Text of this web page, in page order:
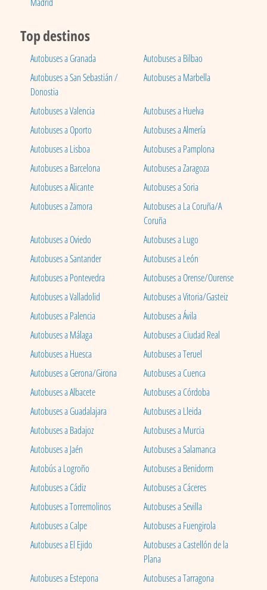
Top destinos
Autobuses a Granada
Autobuses a Bilbao
Autobuses a San Sebastián /
Donostia
Autobuses a Marbella
Autobuses a Valencia
Autobuses a Huelva
Autobuses a Oporto
Autobuses a Almería
Autobuses a Lisboa
Autobuses a Pamplona
Autobuses a Barcelona
Autobuses a Zaragoza
Autobuses a Alicante
Autobuses a Soria
Autobuses a Zamora
Autobuses a La Coruña/A
Coruña
Autobuses a Oviedo
Autobuses a Lugo
Autobuses a Santander
Autobuses a León
Autobuses a Pontevedra
Autobuses a Orense/Ourense
Autobuses a Valladolid
Autobuses a Vitoria/Gasteiz
Autobuses a Palencia
Autobuses a Ávila
Autobuses a Málaga
Autobuses a Ciudad Real
Autobuses a Huesca
Autobuses a Teruel
Autobuses a Gerona/Girona
Autobuses a Cuenca
Autobuses a Albacete
Autobuses a Córdoba
Autobuses a Guadalajara
Autobuses a Lleida
Autobuses a Badajoz
Autobuses a Murcia
Autobuses a Jaén
Autobuses a Salamanca
Autobús a Logroño
Autobuses a Benidorm
Autobuses a Cádiz
Autobuses a Cáceres
Autobuses a Torremolinos
Autobuses a Sevilla
Autobuses a Calpe
Autobuses a Fuengirola
Autobuses a El Ejido
Autobuses a Castellón de la
Plana
Autobuses a Estepona
Autobuses a Tarragona